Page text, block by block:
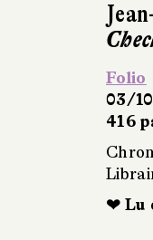
Folio
03/
416
❤ Lu